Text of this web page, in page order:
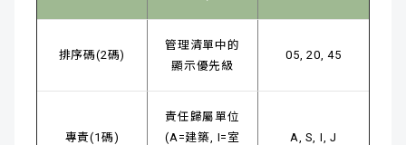
排序碼(2碼)
管理清單中的
顯示優先級
05, 20, 45
專責(1碼)
責任歸屬單位
(A=建築, I=室
A, S, I, J